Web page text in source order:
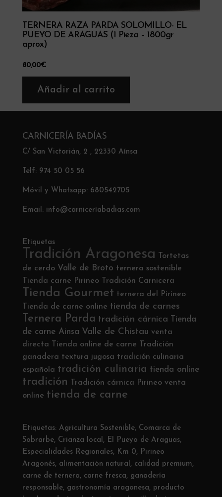
TERNERA RAZA PARDA SOLOMILLO- EL
PUEYO DE ARAGUAS (1 Pieza – 1800gr
aprox)
80,00€
Añadir al carrito
CARNICERÍA BADÍAS
C/ San Victorián, 2 , 22330 Aínsa
Telf: 974 50 05 56
Móvil y Whatsapp: 680542705
Email: info@carniceríabadias.com
Etiquetas
Tradición Aragonesa
Tortetas
de cerdo Valle de Broto ternera sostenible
Tienda carne Pirineo
Tradición Carnicera
Tienda Gourmet ternera del Pirineo
Tienda de carne online tienda de carnes
Ternera Parda tradición cárnica
Tienda
de carne Ainsa Valle de Chistau venta
directa
Tienda online de carne
Tradición
ganadera textura jugosa tradición culinaria
española tradición culinaria tienda online
tradición Tradición cárnica Pirineo venta
online tienda de carne
Etiquetas: Agricultura Sostenible, Comarca de
Sobrarbe, Crianza local , El Pueyo de Araguas,
Especialidades Regionales, Km 0, Pirineo
Aragonés, alimentación natural , calidad premium,
carne de ternera, carne fresca, ganadería
responsable, gastronomía aragonesa, producto